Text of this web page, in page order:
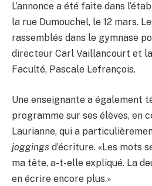
L’annonce a été faite dans
la rue Dumouchel, le 12 mars.
rassemblés dans le gymnase
directeur Carl Vaillancourt et
Faculté, Pascale Lefrançois.
Une enseignante a également
programme sur ses élèves, en
Laurianne, qui a
joggings d’écriture. «Les mots
ma tête, a-t-elle expliqué. La
en écrire encore plus.»